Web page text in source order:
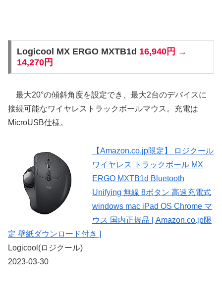
Logicool MX ERGO MXTB1d 16,940円 →
14,270円
最大20°の傾斜角度を設定でき、最大2台のデバイスに
接続可能なワイヤレストラックボールマウス。充電は
MicroUSB仕様。
【Amazon.co.jp限定】 ロジクール
ワイヤレス トラックボール MX
ERGO MXTB1d Bluetooth
Unifying 無線 8ボタン 高速充電式
windows mac iPad OS Chrome マ
ウス 国内正規品 [ Amazon.co.jp限
定 壁紙ダウンロード付き ]
Logicool(ロジクール)
2023-03-30